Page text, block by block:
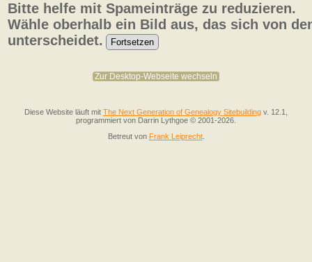
Bitte helfe mit Spameinträge zu reduzieren.
Wähle oberhalb ein Bild aus, das sich von
unterscheidet.
Zur Desktop-Webseite wechseln
Diese Website läuft mit The Next Generation of Genealogy Sitebuilding v. 12.1,
programmiert von Darrin Lythgoe © 2001-2026.
Betreut von Frank Leiprecht.